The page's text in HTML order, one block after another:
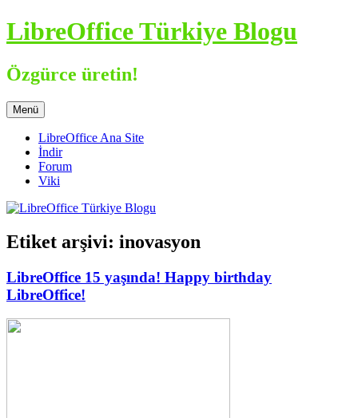
İçeriğe
atla
LibreOffice Türkiye Blogu
Özgürce üretin!
Menü
LibreOffice Ana Site
İndir
Forum
Viki
Etiket arşivi: inovasyon
LibreOffice 15 yaşında! Happy birthday
LibreOffice!